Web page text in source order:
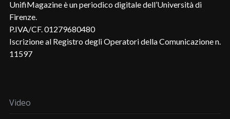
UnifiMagazine è un periodico digitale dell’Università di
Firenze.
P.IVA/CF. 01279680480
Iscrizione al Registro degli Operatori della Comunicazione n.
11597
Video